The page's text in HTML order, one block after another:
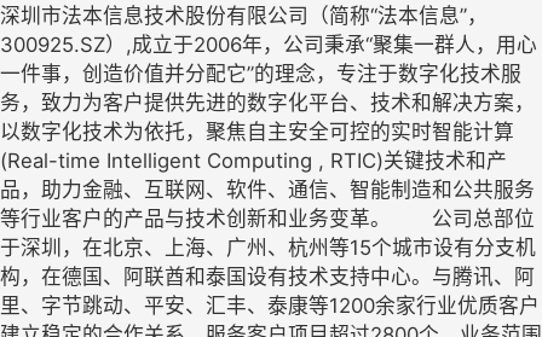
深圳市法本信息技术股份有限公司（简称“法本信息”，
300925.SZ）,成立于2006年，公司秉承“聚集一群人，用心
一件事，创造价值并分配它”的理念，专注于数字化技术服
务，致力为客户提供先进的数字化平台、技术和解决方案，
以数字化技术为依托，聚焦自主安全可控的实时智能计算
(Real-time Intelligent Computing , RTIC)关键技术和产
品，助力金融、互联网、软件、通信、智能制造和公共服务
等行业客户的产品与技术创新和业务变革。 公司总部位
于深圳，在北京、上海、广州、杭州等15个城市设有分支机
构，在德国、阿联酋和泰国设有技术支持中心。与腾讯、阿
里、字节跳动、平安、汇丰、泰康等1200余家行业优质客户